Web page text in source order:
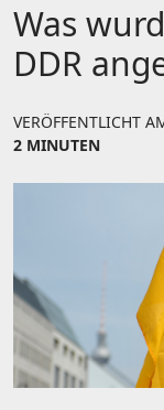
Was
DDR
VERÖFFENTLICHT
2 MINUTEN